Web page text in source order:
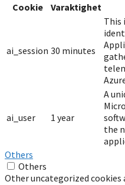
Cookie
Varaktighet
ai_session 30 minutes
This
ai_user 1 year
A
the
Others
Others
Other uncategorized